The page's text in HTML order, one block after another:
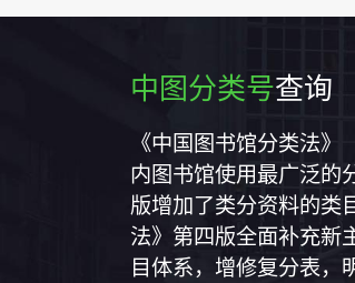
中图分类号查询
《中国图书馆分类法
内图书馆使用最广泛的
版增加了类分资料的类
法》第四版全面补充新
目体系，增修复分表，